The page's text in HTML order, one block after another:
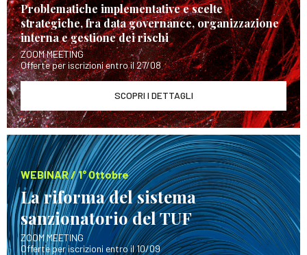
Problematiche implementative e scelte
strategiche, fra data governance, organizzazione
interna e gestione dei rischi
ZOOM MEETING
Offerte per iscrizioni entro il 27/08
SCOPRI I DETTAGLI
WEBINAR / 1° Ottobre
La riforma del sistema
sanzionatorio del TUF
ZOOM MEETING
Offerte per iscrizioni entro il 10/09